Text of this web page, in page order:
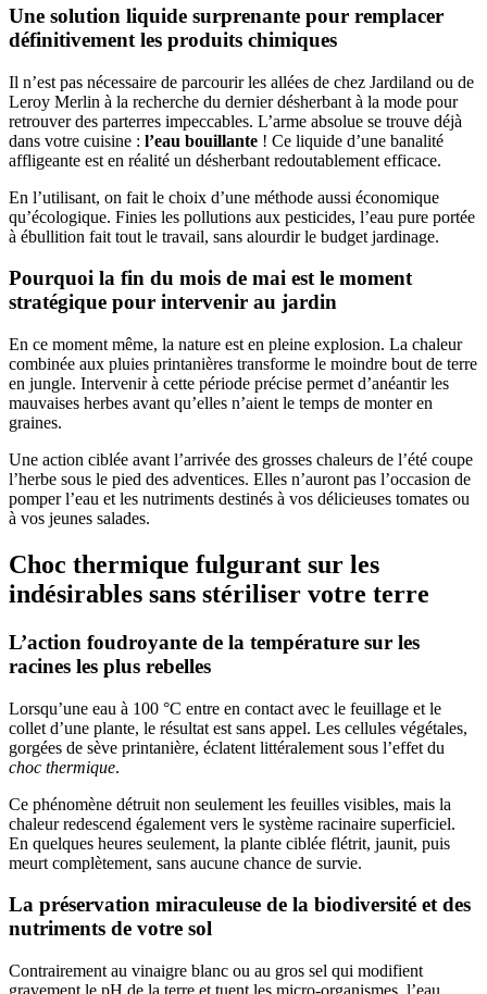
Une solution liquide surprenante pour remplacer
définitivement les produits chimiques
Il n’est pas nécessaire de parcourir les allées de chez Jardiland ou de
Leroy Merlin à la recherche du dernier désherbant à la mode pour
retrouver des parterres impeccables. L’arme absolue se trouve déjà
dans votre cuisine : l’eau bouillante ! Ce liquide d’une banalité
affligeante est en réalité un désherbant redoutablement efficace.
En l’utilisant, on fait le choix d’une méthode aussi économique
qu’écologique. Finies les pollutions aux pesticides, l’eau pure portée
à ébullition fait tout le travail, sans alourdir le budget jardinage.
Pourquoi la fin du mois de mai est le moment
stratégique pour intervenir au jardin
En ce moment même, la nature est en pleine explosion. La chaleur
combinée aux pluies printanières transforme le moindre bout de terre
en jungle. Intervenir à cette période précise permet d’anéantir les
mauvaises herbes avant qu’elles n’aient le temps de monter en
graines.
Une action ciblée avant l’arrivée des grosses chaleurs de l’été coupe
l’herbe sous le pied des adventices. Elles n’auront pas l’occasion de
pomper l’eau et les nutriments destinés à vos délicieuses tomates ou
à vos jeunes salades.
Choc thermique fulgurant sur les
indésirables sans stériliser votre terre
L’action foudroyante de la température sur les
racines les plus rebelles
Lorsqu’une eau à 100 °C entre en contact avec le feuillage et le
collet d’une plante, le résultat est sans appel. Les cellules végétales,
gorgées de sève printanière, éclatent littéralement sous l’effet du
choc thermique.
Ce phénomène détruit non seulement les feuilles visibles, mais la
chaleur redescend également vers le système racinaire superficiel.
En quelques heures seulement, la plante ciblée flétrit, jaunit, puis
meurt complètement, sans aucune chance de survie.
La préservation miraculeuse de la biodiversité et des
nutriments de votre sol
Contrairement au vinaigre blanc ou au gros sel qui modifient